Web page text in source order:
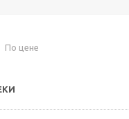
По цене